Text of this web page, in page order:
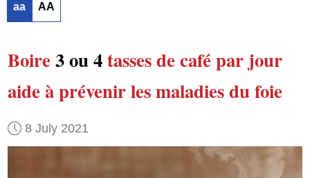
aa AA
Boire3 ou 4tasses de cafépar jour
aide à prévenirles maladies du foie
8 July 2021